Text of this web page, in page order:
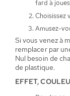
fard à
Choisissez
Amusez-
Si vous venez à
remplacer par
Nul besoin de
de plastique.
EFFET,